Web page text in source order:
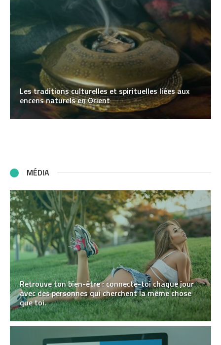
Les traditions culturelles et spirituelles liées aux
encens naturels en Orient
MÉDIA
Retrouve ton bien-être : connecte-toi chaque jour
avec des personnes qui cherchent la même chose
que toi.